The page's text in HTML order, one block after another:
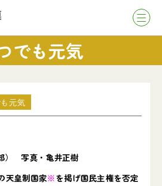
でも元気
元気
） 写真・亀井正樹
天皇制国家※を掲げ国民主権を否定